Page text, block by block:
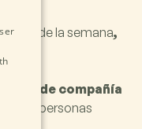
días de la semana,
de compañía
para personas